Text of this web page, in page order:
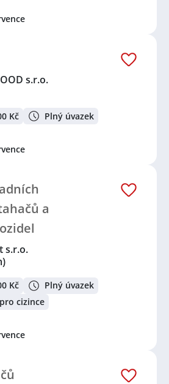
s.r.o.
Kč Plný úvazek
a
s.r.o.
Kč
Plný úvazek
cizince